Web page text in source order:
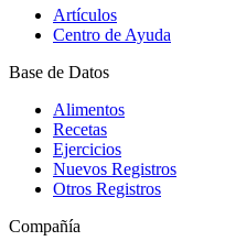
Artículos
Centro de Ayuda
Base de Datos
Alimentos
Recetas
Ejercicios
Nuevos Registros
Otros Registros
Compañía